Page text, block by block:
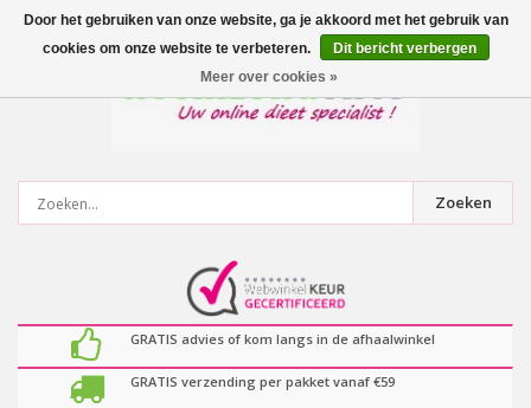
0artikelen
Zoeken
GRATIS advies of kom langs in de afhaalwinkel
GRATIS verzending per pakket vanaf €59
Door het gebruiken van onze website, ga je akkoord met het gebruik van
cookies om onze website te verbeteren.
Dit bericht verbergen
Meer over cookies »